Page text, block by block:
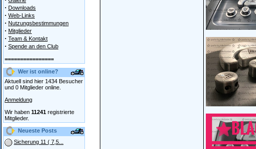
· Downloads
· Web-Links
· Nutzungsbestimmungen
· Mitglieder
· Team & Kontakt
· Spende an den Club
================
Wer ist online?
Aktuell sind hier 1434 Besucher
und 0 Mitglieder online.
Anmeldung
Wir haben 11241 registrierte
Mitglieder.
Neueste Posts
Sicherung 11 ( 7,5...